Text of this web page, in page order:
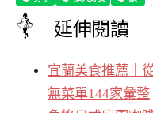
延伸閱讀
宜蘭美食推薦｜
無菜單144家彙整